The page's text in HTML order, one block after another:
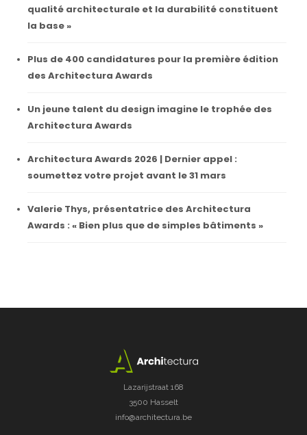
qualité architecturale et la durabilité constituent
la base »
Plus de 400 candidatures pour la première édition
des Architectura Awards
Un jeune talent du design imagine le trophée des
Architectura Awards
Architectura Awards 2026 | Dernier appel :
soumettez votre projet avant le 31 mars
Valerie Thys, présentatrice des Architectura
Awards : « Bien plus que de simples bâtiments »
Lazarijstraat 168
3500 Hasselt
info@architectura.be